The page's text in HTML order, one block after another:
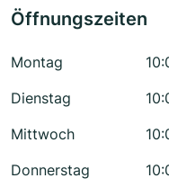
Öffnungszeiten
Montag
Dienstag
Mittwoch
Donnerstag